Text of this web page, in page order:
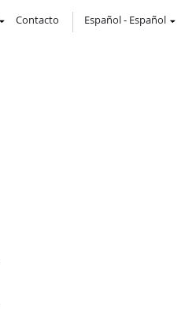
Contacto Español- Español